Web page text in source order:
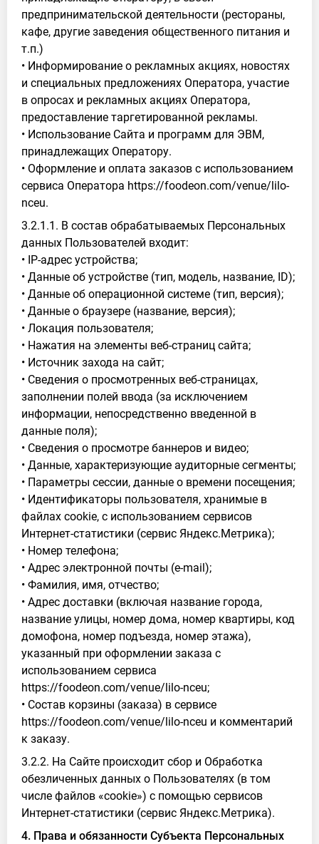
предпринимательской деятельности (рестораны,
кафе, другие заведения общественного питания и
т.п.)
• Информирование о рекламных акциях, новостях
и специальных предложениях Оператора, участие
в опросах и рекламных акциях Оператора,
предоставление таргетированной рекламы.
• Использование Сайта и программ для ЭВМ,
принадлежащих Оператору.
• Оформление и оплата заказов с использованием
сервиса Оператора https://foodeon.com/venue/lilo-
nceu.
3.2.1.1. В состав обрабатываемых Персональных
данных Пользователей входит:
• IP-адрес устройства;
• Данные об устройстве (тип, модель, название, ID);
• Данные об операционной системе (тип, версия);
• Данные о браузере (название, версия);
• Локация пользователя;
• Нажатия на элементы веб-страниц сайта;
• Источник захода на сайт;
• Сведения о просмотренных веб-страницах,
заполнении полей ввода (за исключением
информации, непосредственно введенной в
данные поля);
• Сведения о просмотре баннеров и видео;
• Данные, характеризующие аудиторные сегменты;
• Параметры сессии, данные о времени посещения;
• Идентификаторы пользователя, хранимые в
файлах cookie, с использованием сервисов
Интернет-статистики (сервис Яндекс.Метрика);
• Номер телефона;
• Адрес электронной почты (e-mail);
• Фамилия, имя, отчество;
• Адрес доставки (включая название города,
название улицы, номер дома, номер квартиры, код
домофона, номер подъезда, номер этажа),
указанный при оформлении заказа с
использованием сервиса
https://foodeon.com/venue/lilo-nceu;
• Состав корзины (заказа) в сервисе
https://foodeon.com/venue/lilo-nceu и комментарий
к заказу.
3.2.2. На Сайте происходит сбор и Обработка
обезличенных данных о Пользователях (в том
числе файлов «cookie») с помощью сервисов
Интернет-статистики (сервис Яндекс.Метрика).
4. Права и обязанности Субъекта Персональных